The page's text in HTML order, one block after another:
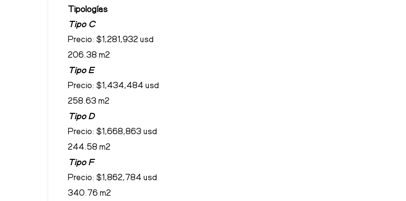
Tipologías
Tipo C
Precio: $1,281,932 usd
206.38 m2
Tipo E
Precio: $1,434,484 usd
258.63 m2
Tipo D
Precio: $1,668,863 usd
244.58 m2
Tipo F
Precio: $1,862,784 usd
340.76 m2